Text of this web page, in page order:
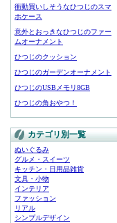
衝動買いしそうなひつじのスマ
ホケース
意外とおっきなひつじのファー
ムオーナメント
ひつじのクッション
ひつじのガーデンオーナメント
ひつじのUSBメモリ8GB
ひつじの角おやつ！
カテゴリ別一覧
ぬいぐるみ
グルメ・スイーツ
キッチン・日用品雑貨
文具・小物
インテリア
ファッション
リアル
シンプルデザイン